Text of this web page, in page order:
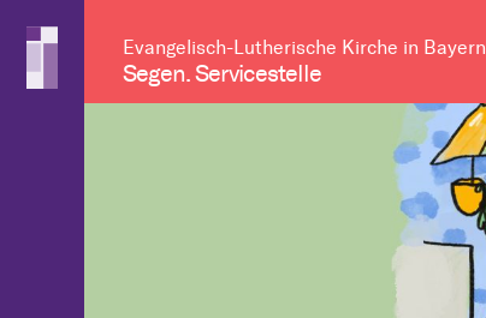
Evangelisch-Lutherische Kirche in Bayern
Segen. Servicestelle